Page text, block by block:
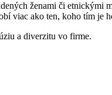
ženami či etnickými
viac ako ten, koho tím je
a diverzitu vo firme.